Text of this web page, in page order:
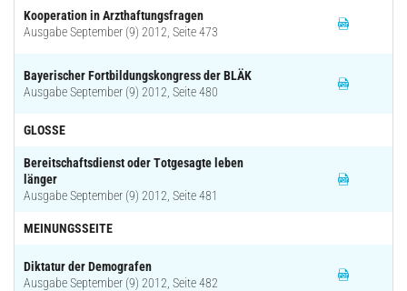
Kooperation in Arzthaftungsfragen
Ausgabe September (9) 2012, Seite 473
Bayerischer Fortbildungskongress der BLÄK
Ausgabe September (9) 2012, Seite 480
GLOSSE
Bereitschaftsdienst oder Totgesagte leben
länger
Ausgabe September (9) 2012, Seite 481
MEINUNGSSEITE
Diktatur der Demografen
Ausgabe September (9) 2012, Seite 482